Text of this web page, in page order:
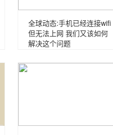
全球动态:手机已经连接wifi
但无法上网 我们又该如何
解决这个问题